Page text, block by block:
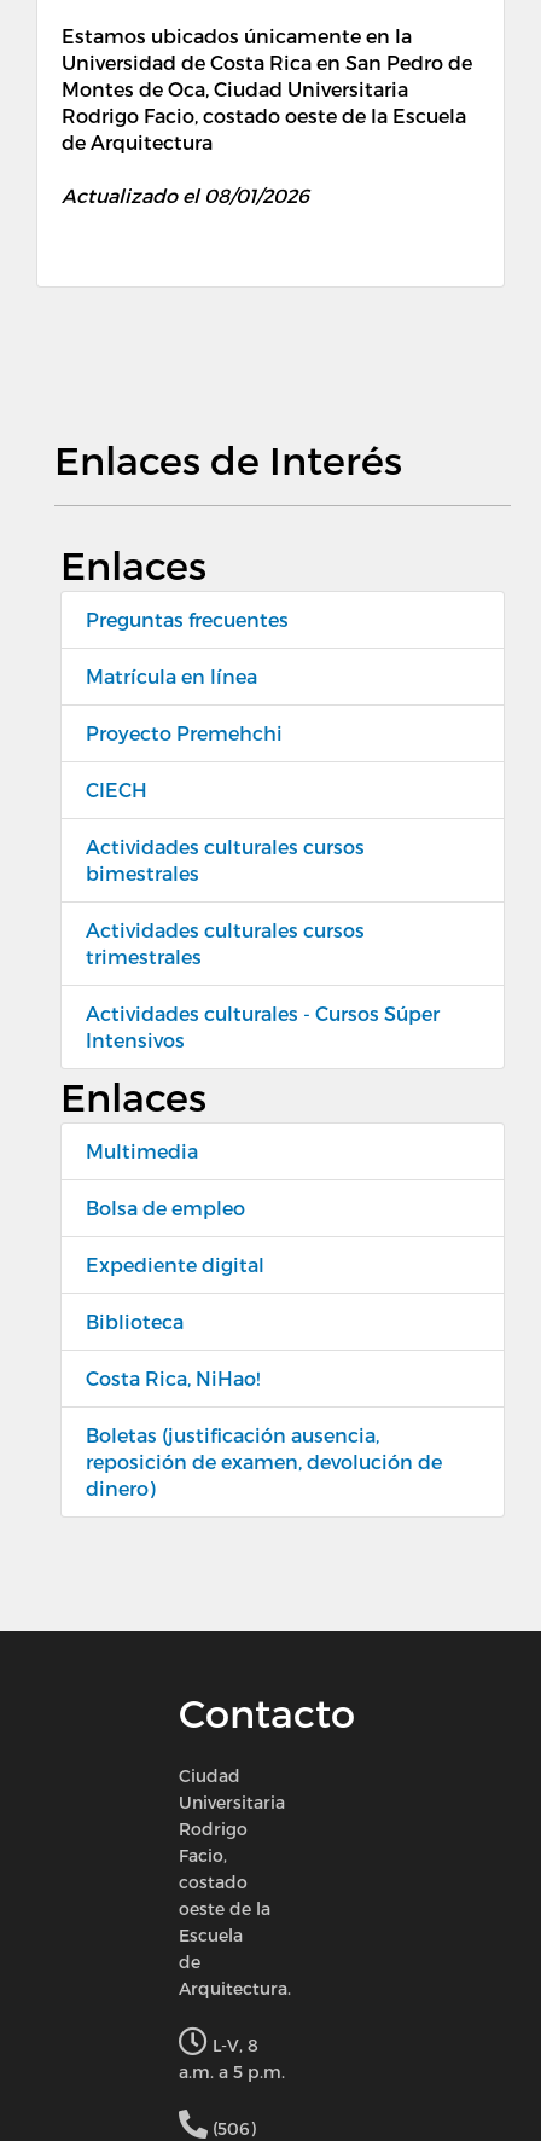
Estamos ubicados únicamente en la
Universidad de Costa Rica en San Pedro de
Montes de Oca, Ciudad Universitaria
Rodrigo Facio, costado oeste de la Escuela
de Arquitectura
Actualizado el 08/01/2026
Enlaces de Interés
Enlaces
Preguntas frecuentes
Matrícula en línea
Proyecto Premehchi
CIECH
Actividades culturales cursos
bimestrales
Actividades culturales cursos
trimestrales
Actividades culturales - Cursos Súper
Intensivos
Enlaces
Multimedia
Bolsa de empleo
Expediente digital
Biblioteca
Costa Rica, NiHao!
Boletas (justificación ausencia,
reposición de examen, devolución de
dinero)
Contacto
Ciudad
Universitaria
Rodrigo
Facio,
costado
oeste de la
Escuela
de
Arquitectura.
L-V, 8
a.m. a 5 p.m.
(506)